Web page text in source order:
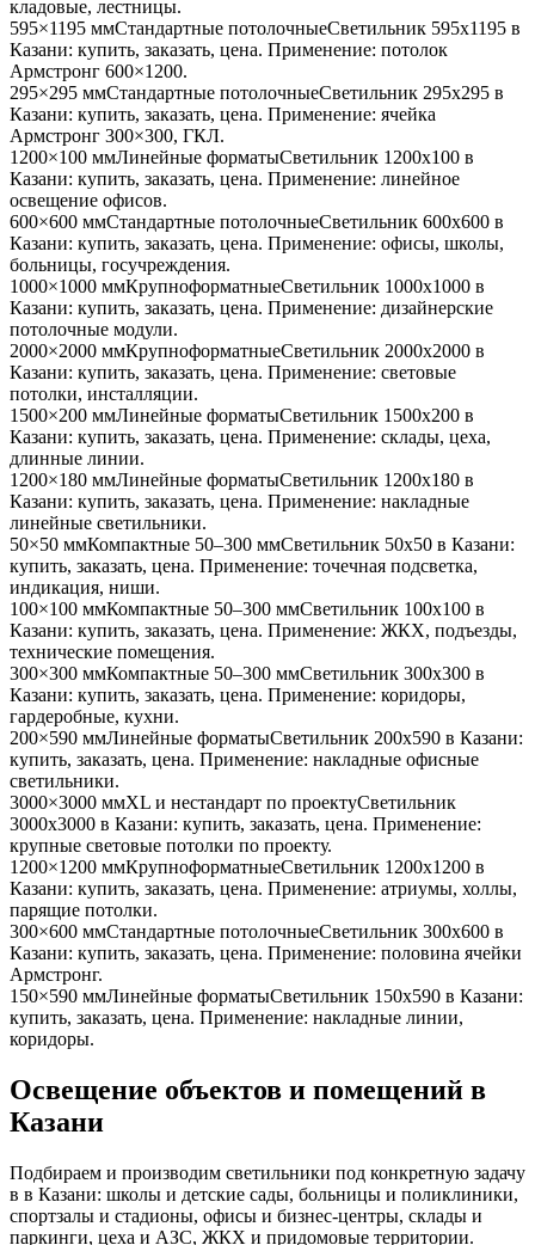
кладовые, лестницы.
595×1195 ммСтандартные потолочныеСветильник 595x1195 в
Казани: купить, заказать, цена. Применение: потолок
Армстронг 600×1200.
295×295 ммСтандартные потолочныеСветильник 295x295 в
Казани: купить, заказать, цена. Применение: ячейка
Армстронг 300×300, ГКЛ.
1200×100 ммЛинейные форматыСветильник 1200x100 в
Казани: купить, заказать, цена. Применение: линейное
освещение офисов.
600×600 ммСтандартные потолочныеСветильник 600x600 в
Казани: купить, заказать, цена. Применение: офисы, школы,
больницы, госучреждения.
1000×1000 ммКрупноформатныеСветильник 1000x1000 в
Казани: купить, заказать, цена. Применение: дизайнерские
потолочные модули.
2000×2000 ммКрупноформатныеСветильник 2000x2000 в
Казани: купить, заказать, цена. Применение: световые
потолки, инсталляции.
1500×200 ммЛинейные форматыСветильник 1500x200 в
Казани: купить, заказать, цена. Применение: склады, цеха,
длинные линии.
1200×180 ммЛинейные форматыСветильник 1200x180 в
Казани: купить, заказать, цена. Применение: накладные
линейные светильники.
50×50 ммКомпактные 50–300 ммСветильник 50x50 в Казани:
купить, заказать, цена. Применение: точечная подсветка,
индикация, ниши.
100×100 ммКомпактные 50–300 ммСветильник 100x100 в
Казани: купить, заказать, цена. Применение: ЖКХ, подъезды,
технические помещения.
300×300 ммКомпактные 50–300 ммСветильник 300x300 в
Казани: купить, заказать, цена. Применение: коридоры,
гардеробные, кухни.
200×590 ммЛинейные форматыСветильник 200x590 в Казани:
купить, заказать, цена. Применение: накладные офисные
светильники.
3000×3000 ммXL и нестандарт по проектуСветильник
3000x3000 в Казани: купить, заказать, цена. Применение:
крупные световые потолки по проекту.
1200×1200 ммКрупноформатныеСветильник 1200x1200 в
Казани: купить, заказать, цена. Применение: атриумы, холлы,
парящие потолки.
300×600 ммСтандартные потолочныеСветильник 300x600 в
Казани: купить, заказать, цена. Применение: половина ячейки
Армстронг.
150×590 ммЛинейные форматыСветильник 150x590 в Казани:
купить, заказать, цена. Применение: накладные линии,
коридоры.
Освещение объектов и помещений в
Казани
Подбираем и производим светильники под конкретную задачу
в в Казани: школы и детские сады, больницы и поликлиники,
спортзалы и стадионы, офисы и бизнес-центры, склады и
паркинги, цеха и АЗС, ЖКХ и придомовые территории.